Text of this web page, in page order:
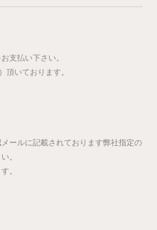
支払い下さい。
頂いております。
ールに記載されております弊社指定の
。
。